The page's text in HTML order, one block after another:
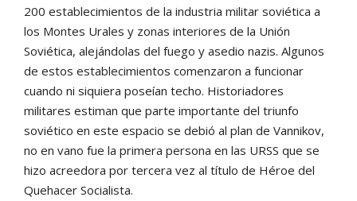
200 establecimientos de la industria militar soviética a
los Montes Urales y zonas interiores de la Unión
Soviética, alejándolas del fuego y asedio nazis. Algunos
de estos establecimientos comenzaron a funcionar
cuando ni siquiera poseían techo. Historiadores
militares estiman que parte importante del triunfo
soviético en este espacio se debió al plan de Vannikov,
no en vano fue la primera persona en las URSS que se
hizo acreedora por tercera vez al título de Héroe del
Quehacer Socialista.